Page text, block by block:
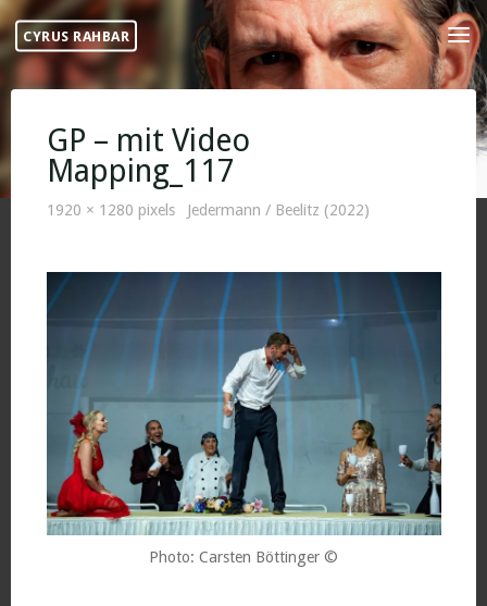
Skip
content
CYRUS RAHBAR
GP – mit Video
Mapping_117
Full
1920 × 1280 pixels Jedermann / Beelitz (2022)
Photo: Carsten Böttinger ©